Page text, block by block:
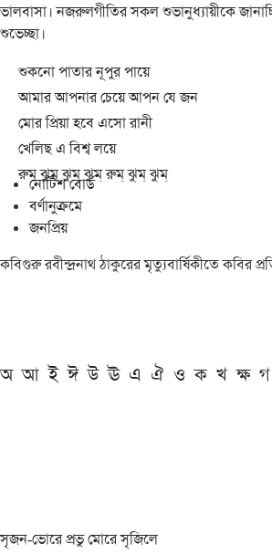
ভালবাসা। নজরুলগীতির সকল শুভানুধ্যায়ীকে
শুভেচ্ছা।
শুকনো পাতার নূপুর পায়ে
আমার আপনার চেয়ে আপন যে জন
মোর প্রিয়া হবে এসো রানী
খেলিছ এ বিশ্ব লয়ে
রুম্ ঝুম্ ঝুম্ ঝুম্ রুম্ ঝুম্ ঝুম্
নোটিশ বোর্ড
বর্ণানুক্রমে
জনপ্রিয়
কবিগুরু রবীন্দ্রনাথ ঠাকুরের মৃত্যুবার্ষিকীতে কবির
অ আ ই ঈ উ ঊ এ ঐ ও ক খ ক্ষ গ
সৃজন-ভোরে প্রভু মোরে সৃজিলে